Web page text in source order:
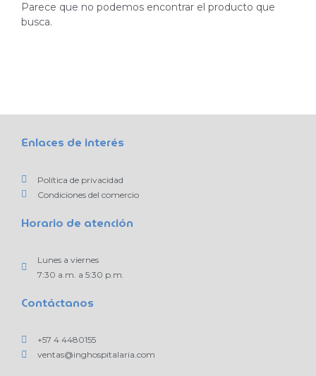
Parece que no podemos encontrar el producto que
busca.
Enlaces de interés
Política de privacidad
Condiciones del comercio
Horario de atención
Lunes a viernes
7:30 a.m. a 5:30 p.m.
Contáctanos
+57 4 4480155
ventas@inghospitalaria.com